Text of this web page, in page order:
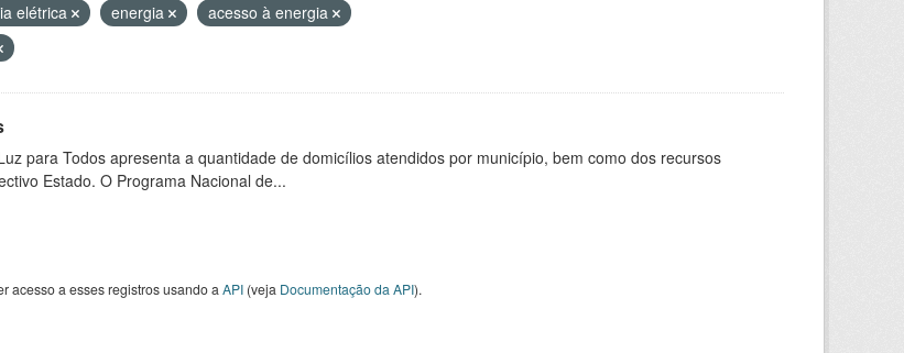
elétrica energia
acesso à energia
para Todos apresenta a quantidade de domicílios atendidos por município, bem como dos recursos
Estado. O Programa Nacional de...
acesso a esses registros usando a API(veja Documentação da API).